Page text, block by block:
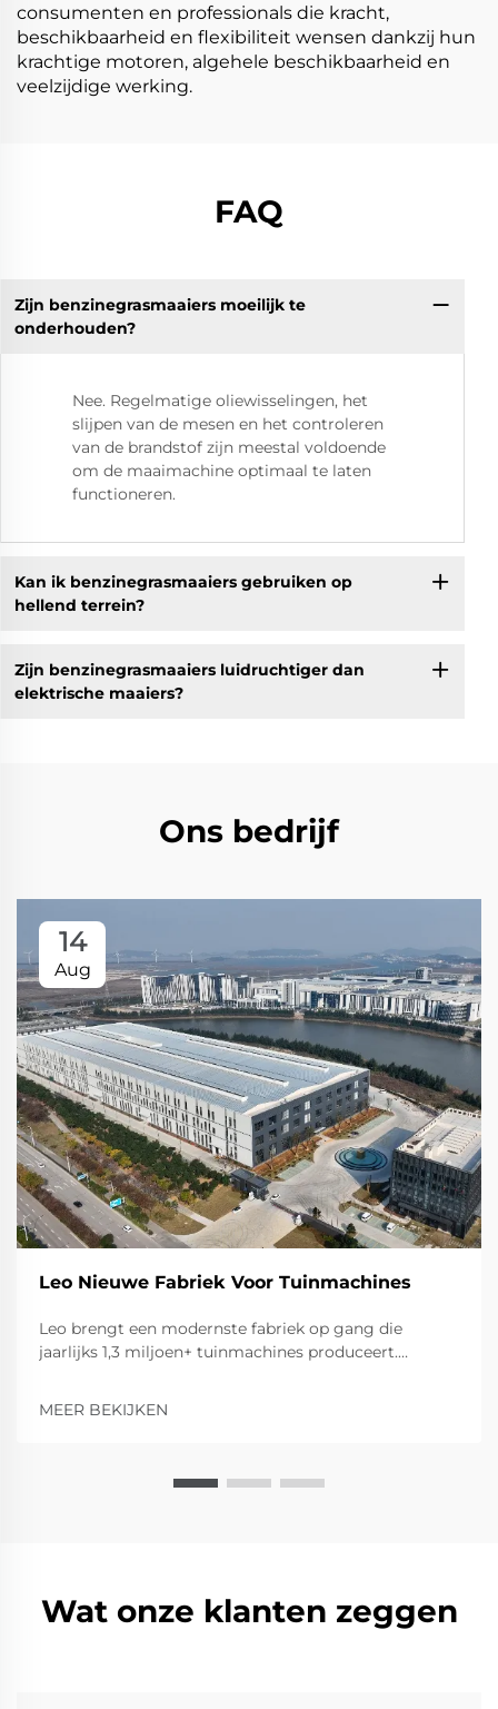
consumenten en professionals die kracht,
beschikbaarheid en flexibiliteit wensen dankzij hun
krachtige motoren, algehele beschikbaarheid en
veelzijdige werking.
FAQ
Zijn benzinegrasmaaiers moeilijk te
onderhouden?
Nee. Regelmatige oliewisselingen, het
slijpen van de mesen en het controleren
van de brandstof zijn meestal voldoende
om de maaimachine optimaal te laten
functioneren.
Kan ik benzinegrasmaaiers gebruiken op
hellend terrein?
Zijn benzinegrasmaaiers luidruchtiger dan
elektrische maaiers?
Ons bedrijf
14
Aug
Leo Nieuwe Fabriek Voor Tuinmachines
Leo brengt een modernste fabriek op gang die
jaarlijks 1,3 miljoen+ tuinmachines produceert.
meer. Neem kennis van onze geavanceerde
MEER BEKIJKEN
Wat onze klanten zeggen